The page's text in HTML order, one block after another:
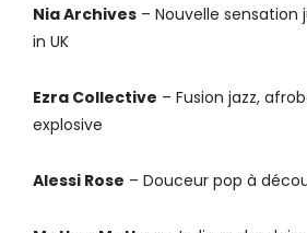
Nia Archives – Nouvelle sensation
in UK
Ezra Collective – Fusion jazz,
explosive
Alessi Rose – Douceur pop à